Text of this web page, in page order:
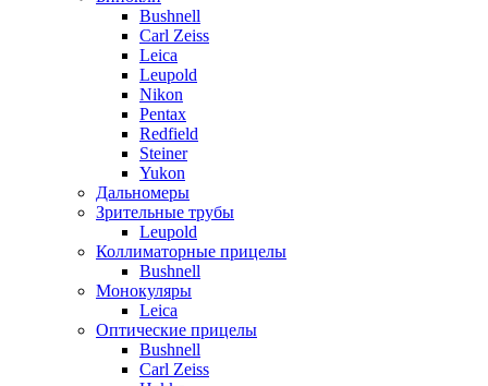
Bushnell
Carl Zeiss
Leica
Leupold
Nikon
Pentax
Redfield
Steiner
Yukon
Дальномеры
Зрительные трубы
Leupold
Коллиматорные прицелы
Bushnell
Монокуляры
Leica
Оптические прицелы
Bushnell
Carl Zeiss